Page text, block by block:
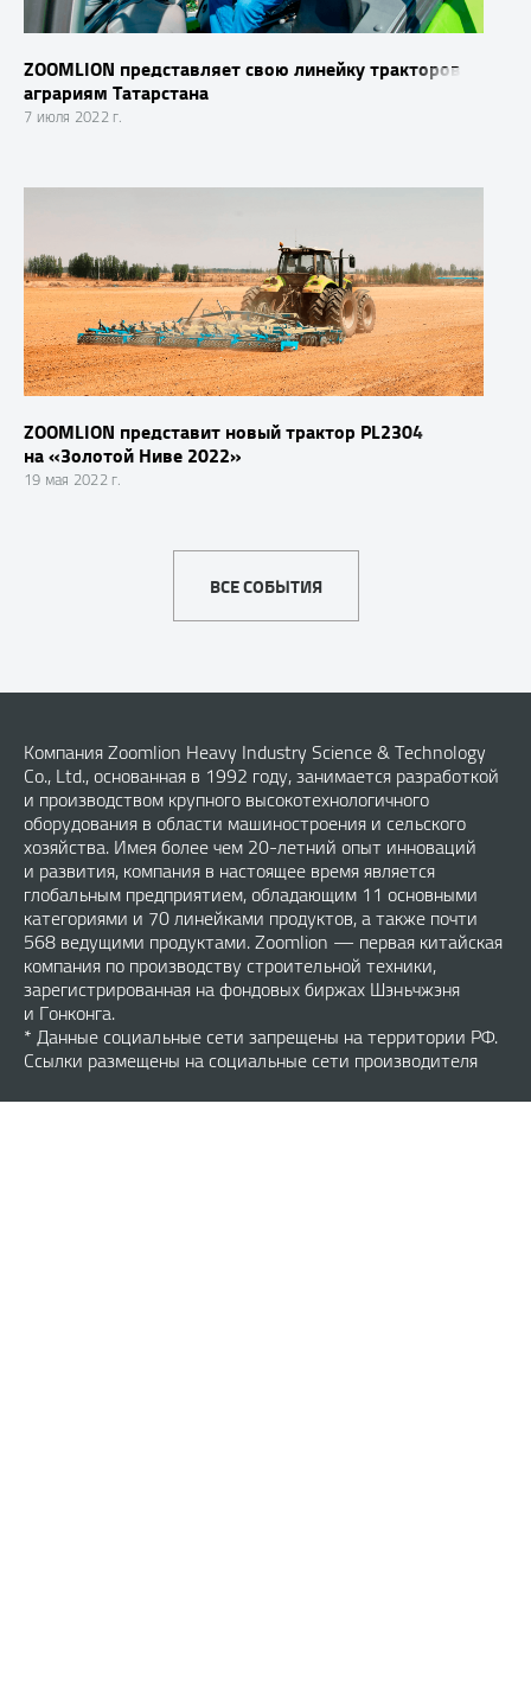
ZOOMLION представляет свою линейку тракторов
аграриям Татарстана
7 июля 2022 г.
ZOOMLION представит новый трактор PL2304
на «Золотой Ниве 2022»
19 мая 2022 г.
ВСЕ СОБЫТИЯ
Компания Zoomlion Heavy Industry Science & Technology
Co., Ltd., основанная в 1992 году, занимается разработкой
и производством крупного высокотехнологичного
оборудования в области машиностроения и сельского
хозяйства. Имея более чем 20-летний опыт инноваций
и развития, компания в настоящее время является
глобальным предприятием, обладающим 11 основными
категориями и 70 линейками продуктов, а также почти
568 ведущими продуктами. Zoomlion — первая китайская
компания по производству строительной техники,
зарегистрированная на фондовых биржах Шэньчжэня
и Гонконга.
* Данные социальные сети запрещены на территории РФ.
Ссылки размещены на социальные сети производителя